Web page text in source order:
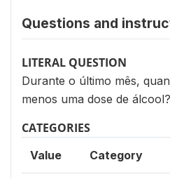
Questions and
LITERAL QUESTION
Durante o último mês,
menos uma dose de álcool?
CATEGORIES
Value Category